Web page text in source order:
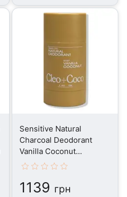
Sensitive Natural
Charcoal Deodorant
Vanilla Coconut
Aluminum-Free,
1139 грн